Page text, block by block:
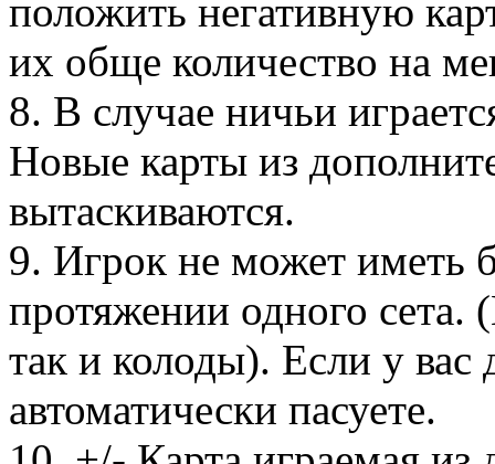
положить негативную
их обще количество на
8. В случае ничьи
Новые карты из
вытаскиваются.
9. Игрок не может иметь
протяжении одного
так и колоды). Если у вас
автоматически пасуете.